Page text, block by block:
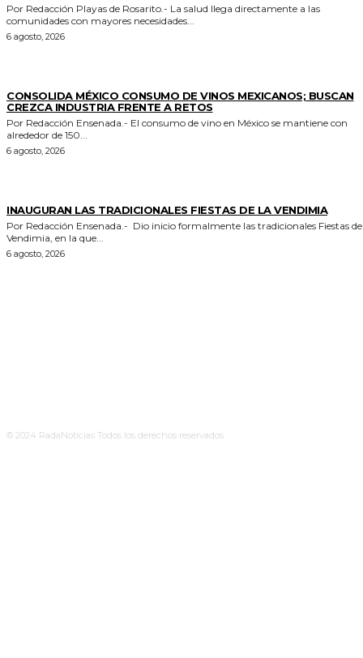
Por Redacción Playas de Rosarito.- La salud llega directamente a las
comunidades con mayores necesidades...
6 agosto, 2026
CONSOLIDA MÉXICO CONSUMO DE VINOS MEXICANOS; BUSCAN
CREZCA INDUSTRIA FRENTE A RETOS
Por Redacción Ensenada.- El consumo de vino en México se mantiene con
alrededor de 150...
6 agosto, 2026
INAUGURAN LAS TRADICIONALES FIESTAS DE LA VENDIMIA
Por Redacción Ensenada.- Dio inicio formalmente las tradicionales Fiestas de la
Vendimia, en la que...
6 agosto, 2026
© 2024 RadaNoticias Todos los derechos reservados